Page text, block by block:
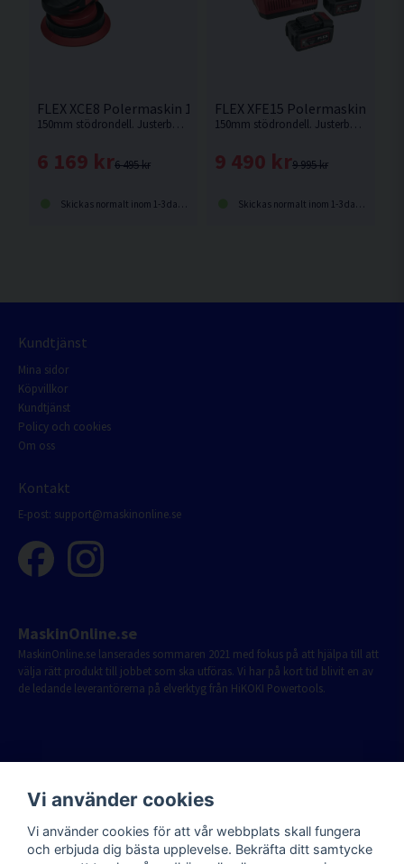
FLEX XCE8 Polermaskin 18V
150mm stödrondell. Justerbart varvtal mellan 2700-8700. Oscillerande med styrt rörelsemönster. 8mm orbit.
6 495 kr
6 169 kr
Skickas normalt inom 1-3 dagar
FLEX XFE15 Polermaskin 18V
150mm stödrondell. Justerbart varvtal mellan 2700-8700. Oscillerande med frirotering. 15mm orbit.
9 995 kr
9 490 kr
Skickas normalt inom 1-3 dagar
Kundtjänst
Mina sidor
Köpvillkor
Kundtjänst
Policy och cookies
Om oss
Kontakt
E-post: support@maskinonline.se
MaskinOnline.se
MaskinOnline.se lanserades sommaren 2021 med fokus på att hjälpa till att
välja rätt produkt till jobbet som ska utföras. Vi har på kort tid blivit en av
de ledande leverantörerna på elverktyg från HiKOKI Powertools.
Vi använder cookies
Vi använder cookies för att vår webbplats skall fungera
och erbjuda dig bästa upplevelse. Bekräfta ditt samtycke